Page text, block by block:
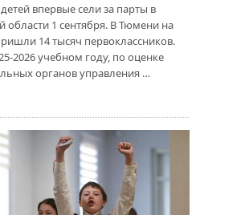
впервые сели за парты в
области 1 сентября. В Тюмени на
14 тысяч первоклассников.
2026 учебном году, по оценке
органов управления …